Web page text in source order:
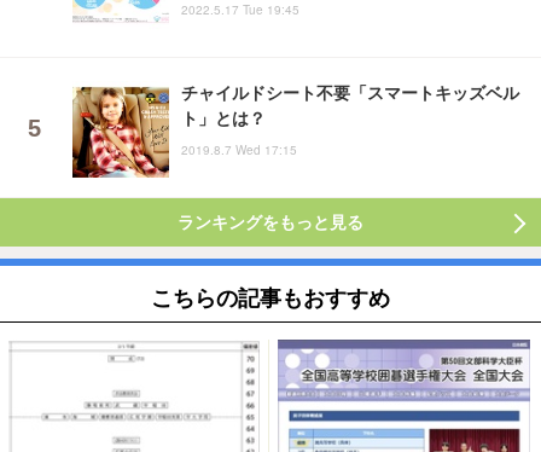
2022.5.17 Tue 19:45
チャイルドシート不要「スマートキッズベル
ト」とは？
2019.8.7 Wed 17:15
ランキングをもっと見る
こちらの記事もおすすめ